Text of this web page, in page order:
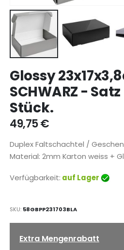
Anfang
der
Bildgalerie
springen
Glossy
SCHWARZ -
Stück.
49,75 €
Duplex Faltschachtel /
Material: 2mm Karton weiss +
Verfügbarkeit: auf Lager
SKU 58GBPP231703BLA
Extra Mengenrabatt